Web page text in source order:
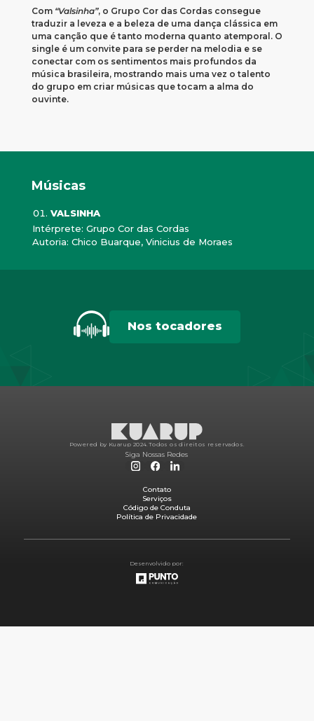
Com “Valsinha”, o Grupo Cor das Cordas consegue
traduzir a leveza e a beleza de uma dança clássica em
uma canção que é tanto moderna quanto atemporal. O
single é um convite para se perder na melodia e se
conectar com os sentimentos mais profundos da
música brasileira, mostrando mais uma vez o talento
do grupo em criar músicas que tocam a alma do
ouvinte.
Músicas
VALSINHA
Intérprete: Grupo Cor das Cordas
Autoria: Chico Buarque, Vinicius de Moraes
Nos tocadores
Powered by Kuarup 2024. Todos os direitos reservados.
Siga Nossas Redes
Contato
Serviços
Código de Conduta
Política de Privacidade
Desenvolvido por: